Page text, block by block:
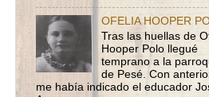
OFELIA HOOPER
Tras las huellas de
Hooper Polo llegué
temprano a la
de Pesé. Con
me había indicado el educador